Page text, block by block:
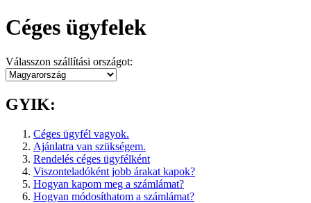
Céges ügyfelek
Válasszon szállítási országot:
GYIK:
Céges ügyfél vagyok.
Ajánlatra van szükségem.
Rendelés céges ügyfélként
Viszonteladóként jobb árakat kapok?
Hogyan kapom meg a számlámat?
Hogyan módosíthatom a számlámat?